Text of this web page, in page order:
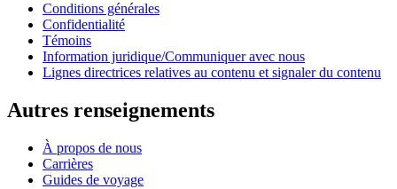
Conditions générales
Confidentialité
Témoins
Information juridique/Communiquer avec nous
Lignes directrices relatives au contenu et signaler du contenu
Autres renseignements
À propos de nous
Carrières
Guides de voyage